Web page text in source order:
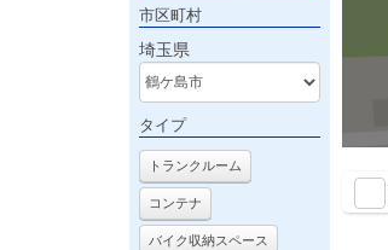
市区町村
埼玉県
タイプ
トランクルーム
コンテナ
バイク収納スペース